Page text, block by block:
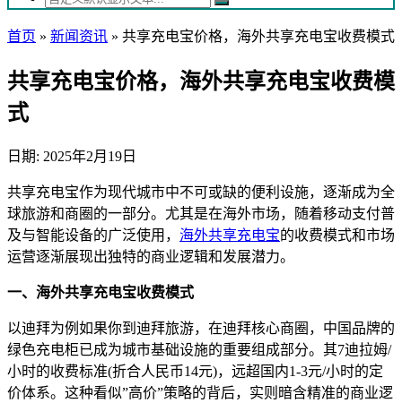
首页 » 新闻资讯 » 共享充电宝价格，海外共享充电宝收费模式
共享充电宝价格，海外共享充电宝收费模
式
日期: 2025年2月19日
共享充电宝作为现代城市中不可或缺的便利设施，逐渐成为全
球旅游和商圈的一部分。尤其是在海外市场，随着移动支付普
及与智能设备的广泛使用， 海外共享充电宝的收费模式和市场
运营逐渐展现出独特的商业逻辑和发展潜力。
一、海外共享充电宝收费模式
以迪拜为例如果你到迪拜旅游，在迪拜核心商圈，中国品牌的
绿色充电柜已成为城市基础设施的重要组成部分。其7迪拉姆/
小时的收费标准(折合人民币14元)，远超国内1-3元/小时的定
价体系。这种看似”高价”策略的背后，实则暗含精准的商业逻